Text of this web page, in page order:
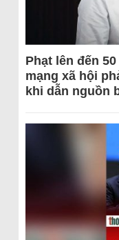
Phạt lên đến
mạng xã hội
khi dẫn nguồn